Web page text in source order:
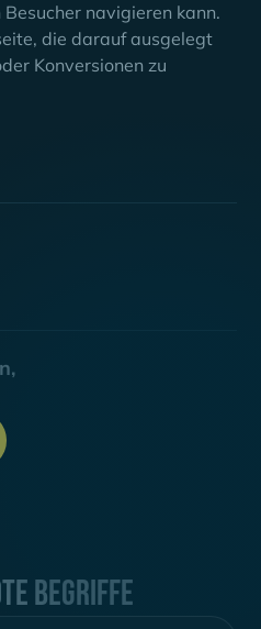
navigieren kann.
die darauf ausgelegt
Konversionen zu
Begriffe